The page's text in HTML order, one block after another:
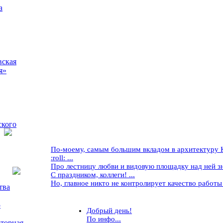
По-моему, самым большим вкладом в архитектуру
:roll: ...
Про лестницу любви и видовую площадку над ней
С праздником, коллеги! ...
Но, главное никто не контролирует качество
Добрый день!
По инфо...